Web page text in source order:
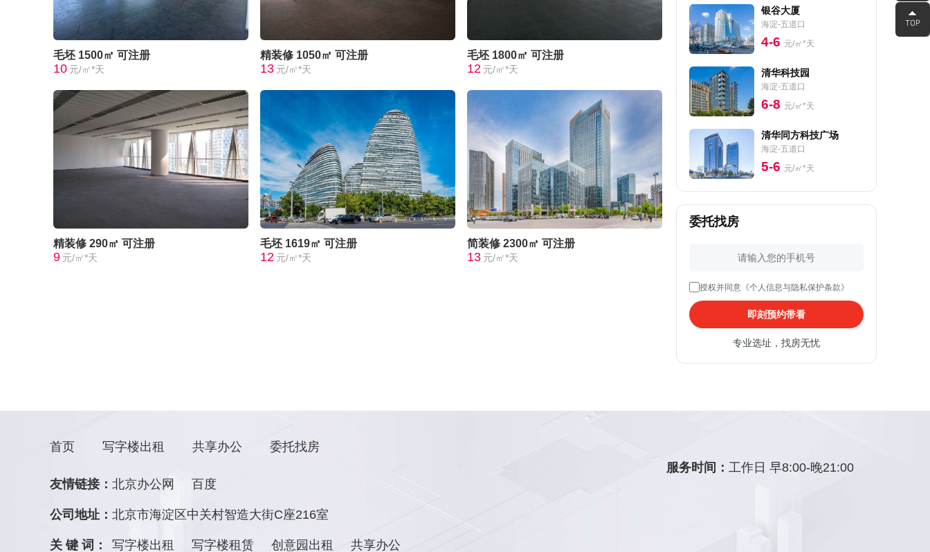
毛坯 1500㎡ 可注册
10 元/㎡*天
精装修 1050㎡ 可注册
13 元/㎡*天
毛坯 1800㎡ 可注册
12 元/㎡*天
精装修 290㎡ 可注册
9 元/㎡*天
毛坯 1619㎡ 可注册
12 元/㎡*天
简装修 2300㎡ 可注册
13 元/㎡*天
银谷大厦
海淀-五道口
4-6 元/㎡*天
清华科技园
海淀-五道口
6-8 元/㎡*天
清华同方科技广场
海淀-五道口
5-6 元/㎡*天
委托找房
授权并同意《个人信息与隐私保护条款》
即刻预约带看
专业选址，找房无忧
首页 写字楼出租 共享办公 委托找房
友情链接： 北京办公网 百度
公司地址： 北京市海淀区中关村智造大街C座216室
关 键 词： 写字楼出租 写字楼租赁 创意园出租 共享办公
服务时间：工作日 早8:00-晚21:00